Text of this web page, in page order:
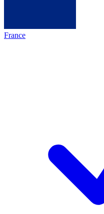
France